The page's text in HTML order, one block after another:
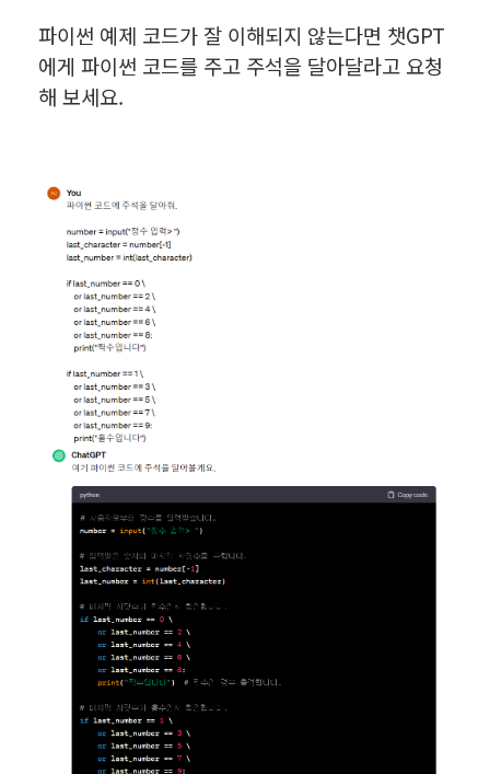
파이썬 예제 코드가 잘 이해되지 않는다면 챗GPT
에게 파이썬 코드를 주고 주석을 달아달라고 요청
해 보세요.